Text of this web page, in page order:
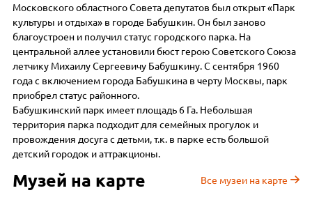
Московского областного Совета депутатов был открыт «Парк
культуры и отдыха» в городе Бабушкин. Он был заново
благоустроен и получил статус городского парка. На
центральной аллее установили бюст герою Советского Союза
летчику Михаилу Сергеевичу Бабушкину. С сентября 1960
года с включением города Бабушкина в черту Москвы, парк
приобрел статус районного.
Бабушкинский парк имеет площадь 6 Га. Небольшая
территория парка подходит для семейных прогулок и
провождения досуга с детьми, т.к. в парке есть большой
детский городок и аттракционы.
Музей на карте Все музеи на карте